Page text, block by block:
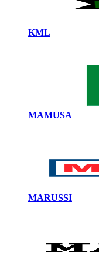
KML
MAMUSA
MARUSSI